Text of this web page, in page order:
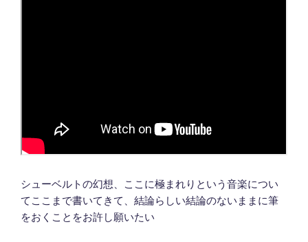
シューベルトの幻想、ここに極まれりという音楽につい
てここまで書いてきて、結論らしい結論のないままに筆
をおくことをお許し願いたい